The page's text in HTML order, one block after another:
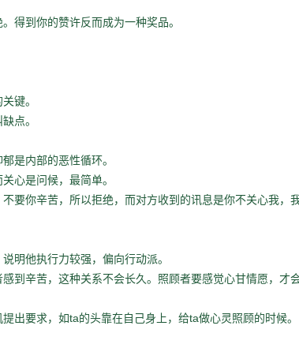
得到你的赞许反而成为一种奖品。
键。
点。
是内部的恶性循环。
心是问候，最简单。
要你辛苦，所以拒绝，而对方收到的讯息是你不关心我，
明他执行力较强，偏向行动派。
到辛苦，这种关系不会长久。照顾者要感觉心甘情愿，才
出要求，如ta的头靠在自己身上，给ta做心灵照顾的时候。